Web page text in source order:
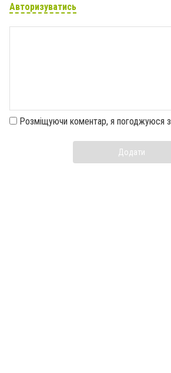
Авторизуватись
Розміщуючи коментар, я погоджуюся з
Додати